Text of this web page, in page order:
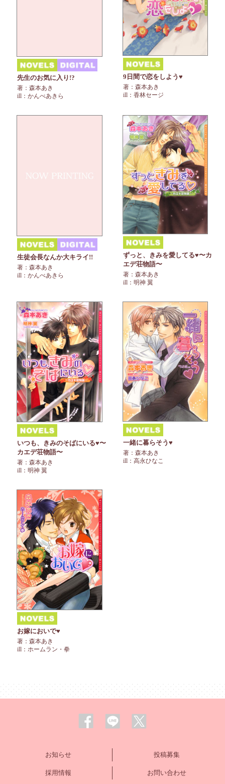
先生のお気に入り!?
著：森本あき
ill：かんべあきら
9日間で恋をしよう♥
著：森本あき
ill：香林セージ
生徒会長なんか大キライ!!
著：森本あき
ill：かんべあきら
ずっと、きみを愛してる♥〜カ
エデ荘物語〜
著：森本あき
ill：明神 翼
いつも、きみのそばにいる♥〜
カエデ荘物語〜
著：森本あき
ill：明神 翼
一緒に暮らそう♥
著：森本あき
ill：高永ひなこ
お嫁においで♥
著：森本あき
ill：ホームラン・拳
お知らせ 投稿募集
採用情報 お問い合わせ